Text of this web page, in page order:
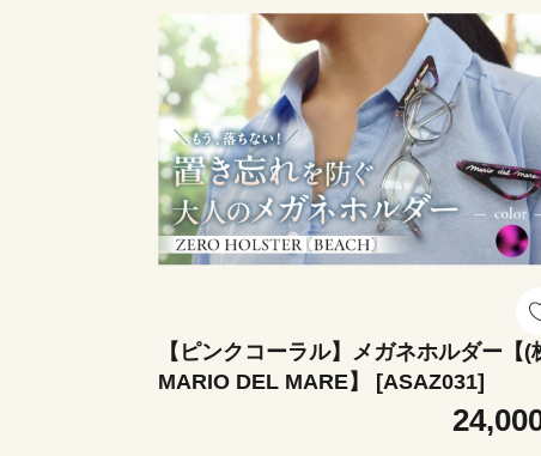
【ピンクコーラル】メガネホルダー【(
MARIO DEL MARE】 [ASAZ031]